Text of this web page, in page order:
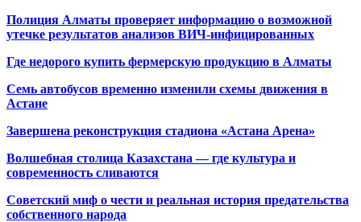
Полиция Алматы проверяет информацию о возможной
утечке результатов анализов ВИЧ-инфицированных
Где недорого купить фермерскую продукцию в Алматы
Семь автобусов временно изменили схемы движения в
Астане
Завершена реконструкция стадиона «Астана Арена»
Волшебная столица Казахстана — где культура и
современность сливаются
Советский миф о чести и реальная история предательства
собственного народа